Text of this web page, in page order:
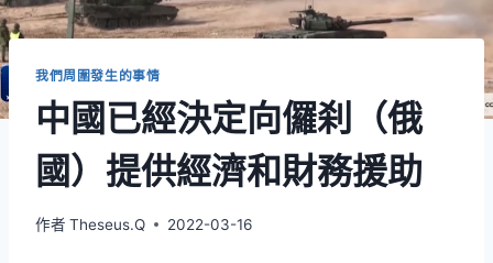
我們周圍發生的事情
中國已經決定向儸刹（俄
國）提供經濟和財務援助
作者 Theseus.Q 2022-03-16